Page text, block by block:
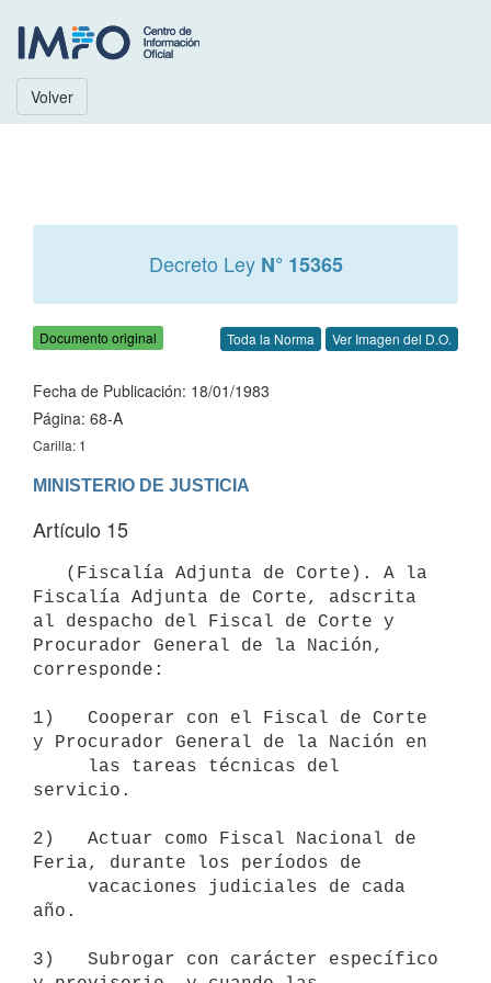
Volver
Decreto Ley N° 15365
Documento original Toda la Norma Ver Imagen del D.O.
Fecha de Publicación: 18/01/1983
Página: 68-A
Carilla: 1
MINISTERIO DE JUSTICIA
Artículo 15
Fiscalía Adjunta de Corte, adscrita
al despacho del Fiscal de Corte y
Procurador General de la Nación,
corresponde:
1)   Cooperar con el Fiscal de Corte
y Procurador General de la Nación en
servicio.
2)   Actuar como Fiscal Nacional de
Feria, durante los períodos de
año.
3)   Subrogar con carácter específico